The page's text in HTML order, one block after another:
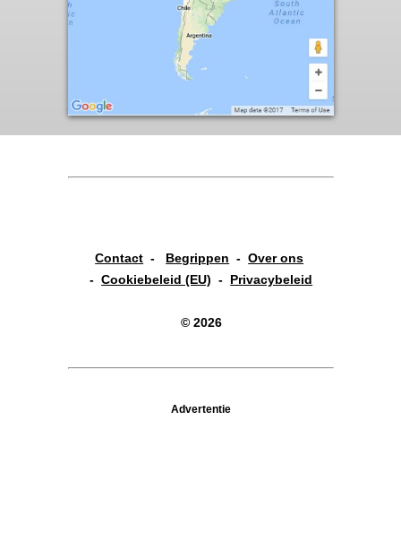
Contact - Begrippen -Over ons
-Cookiebeleid (EU) - Privacybeleid
© 2026
Advertentie